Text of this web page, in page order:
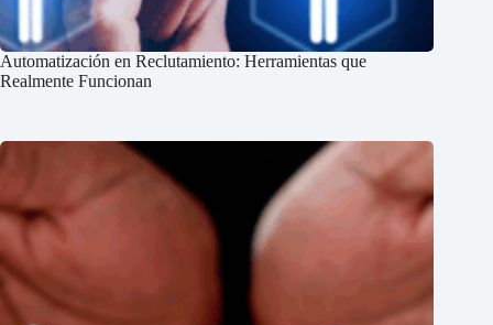
Automatización en Reclutamiento: Herramientas que
Realmente Funcionan